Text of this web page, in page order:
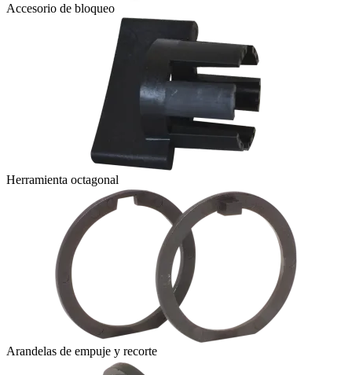
Accesorio de bloqueo
Herramienta octagonal
Arandelas de empuje y recorte